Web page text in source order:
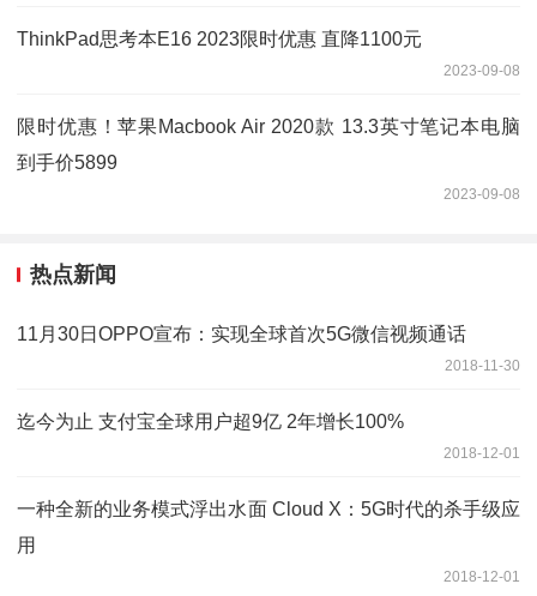
ThinkPad思考本E16 2023限时优惠 直降1100元
2023-09-08
限时优惠！苹果Macbook Air 2020款 13.3英寸笔记本电脑
到手价5899
2023-09-08
热点新闻
11月30日OPPO宣布：实现全球首次5G微信视频通话
2018-11-30
迄今为止 支付宝全球用户超9亿 2年增长100%
2018-12-01
一种全新的业务模式浮出水面 Cloud X：5G时代的杀手级应
用
2018-12-01